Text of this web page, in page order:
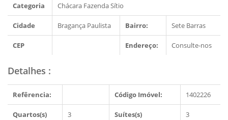
Categoria Chácara Fazenda Sítio
Cidade Bragança Paulista Bairro: Sete Barras
CEP Endereço: Consulte-nos
Detalhes :
Refêrencia: Código Imóvel: 1402226
Quartos(s) 3 Suítes(s) 3